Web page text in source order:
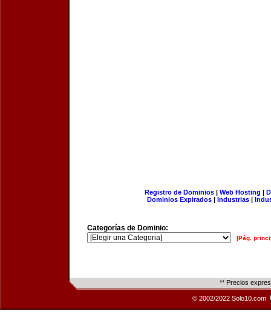
Registro de Dominios| Web Hosting |
Dominios Expirados | Industrias |
Categorías de Dominio:
[Pág.
** Precios
© 2002/2022 Solo10.com